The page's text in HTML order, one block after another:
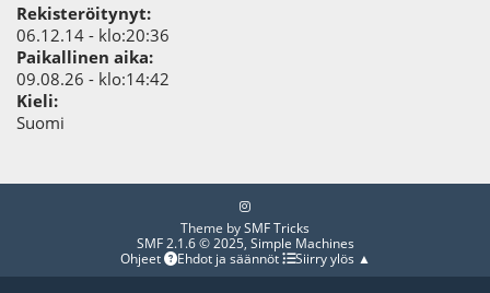
Rekisteröitynyt:
06.12.14 - klo:20:36
Paikallinen aika:
09.08.26 - klo:14:42
Kieli:
Suomi
Theme bySMF Tricks
SMF 2.1.6 © 2025, Simple Machines
Ohjeet
Ehdot ja säännöt Siirry ylös ▲